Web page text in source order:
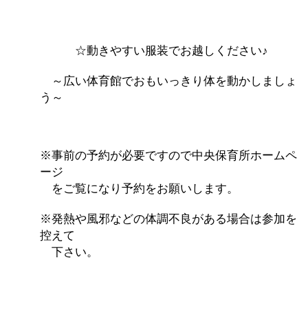
間：2026/08/10～
「赤ちゃん子育て講
「赤ちゃん子育て講
付期間：2026/08/10～
「まだまだ暑い！コ
☆動きやすい服装でお越しください♪
～広い体育館でおもいっきり体を動かしましょ
う～
※事前の予約が必要ですので中央保育所ホームペ
ージ
をご覧になり予約をお願いします。
※発熱や風邪などの体調不良がある場合は参加を
控えて
下さい。